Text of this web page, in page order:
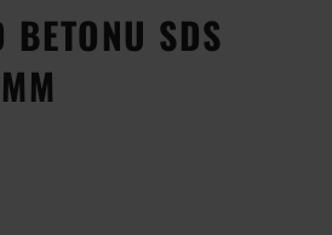
Dodaj zgłoszenie
BETONU SDS